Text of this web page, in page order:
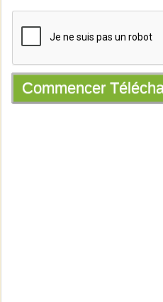
Commencer